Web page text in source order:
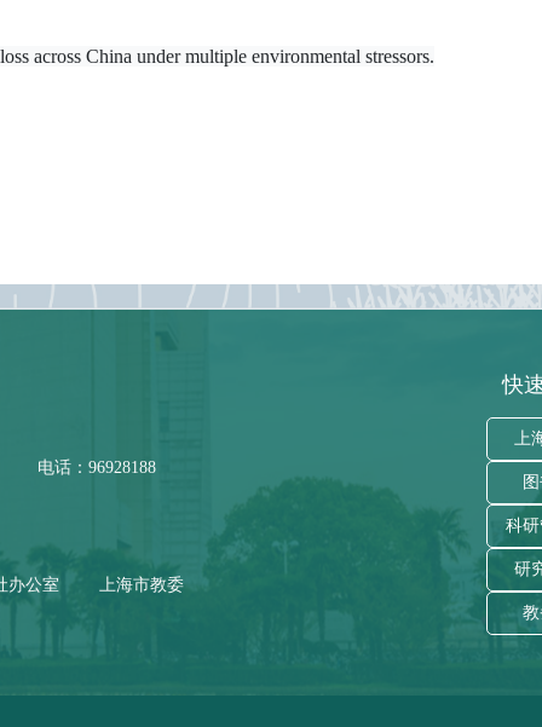
across China under multiple environmental stressors.
电话：96928188
办公室 上海市教委
快
上
科
研